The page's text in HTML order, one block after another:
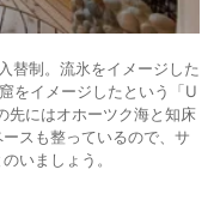
替制。流氷をイメージした
をイメージしたという「U
先にはオホーツク海と知床
スも整っているので、サ
いましょう。